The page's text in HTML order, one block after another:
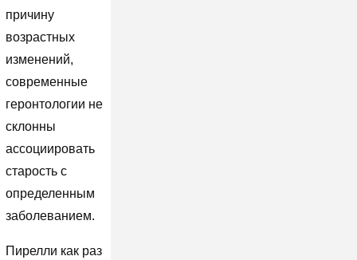
причину
возрастных
изменений,
современные
геронтологии не
склонны
ассоциировать
старость с
определенным
заболеванием.
Пирелли как раз